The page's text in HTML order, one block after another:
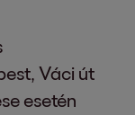
Váci út
esetén